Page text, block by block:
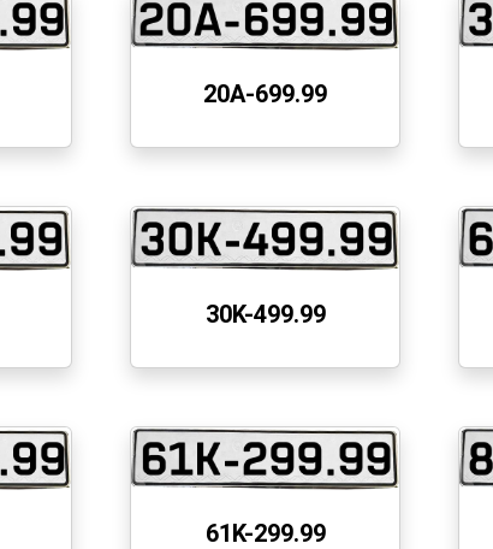
20A-699.99
30K-499.99
61K-299.99